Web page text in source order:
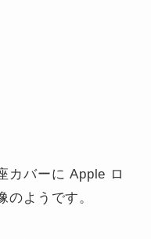
カバーに Apple ロ
のようです。